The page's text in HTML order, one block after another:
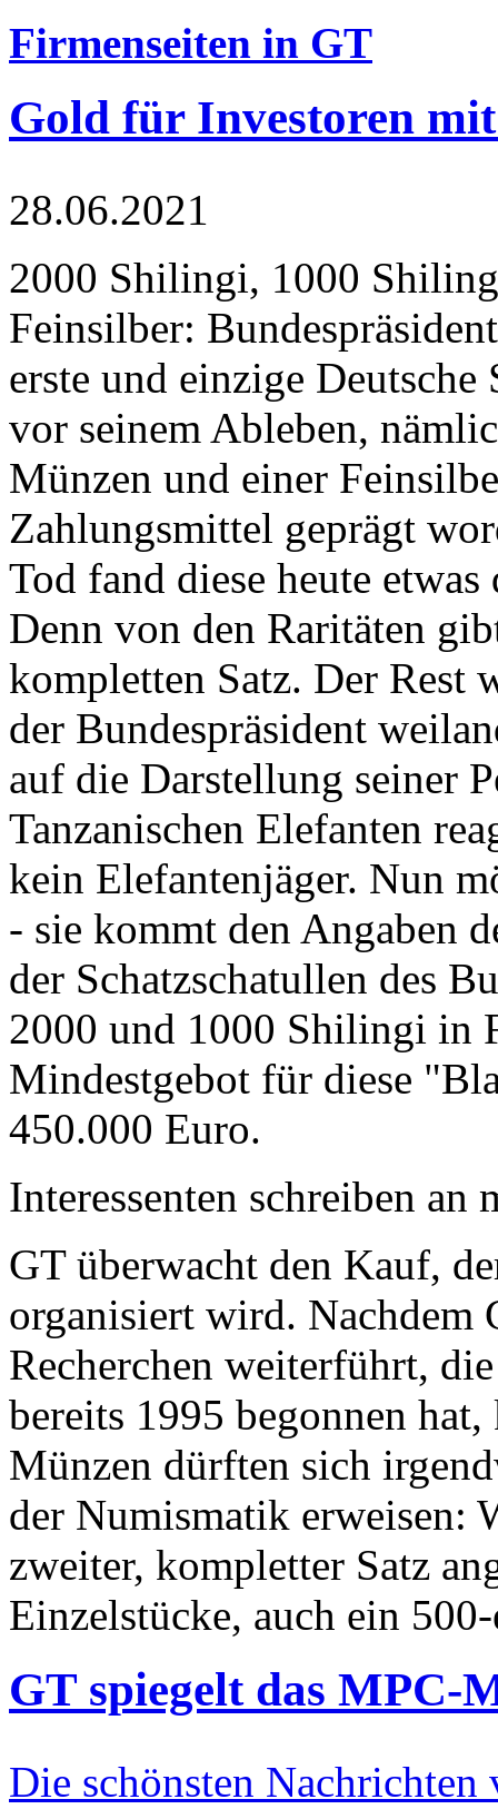
Firmenseiten in GT
Gold für Investoren
28.06.2021
2000 Shilingi, 1000
Feinsilber:
erste und einzige Deutsche
vor seinem Ableben,
Münzen und einer
Zahlungsmittel geprägt
Tod fand diese heute
Denn von den Raritäten
kompletten Satz. Der Rest
der Bundespräsident
auf die Darstellung seiner
Tanzanischen Elefanten
kein Elefantenjäger. Nun
- sie kommt den Angaben
der Schatzschatullen des
2000 und 1000 Shilingi in
Mindestgebot für diese
450.000 Euro.
Interessenten schreiben
GT überwacht den Kauf,
organisiert wird. Nachdem
Recherchen weiterführt,
bereits 1995 begonnen
Münzen dürften sich
der Numismatik erweisen:
zweiter, kompletter Satz
Einzelstücke, auch ein
GT spiegelt das MPC-
Die schönsten Nachrichten